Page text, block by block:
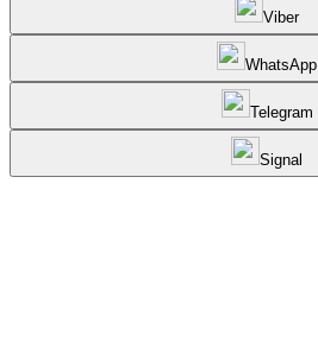
Viber
WhatsApp
Telegram
Signal